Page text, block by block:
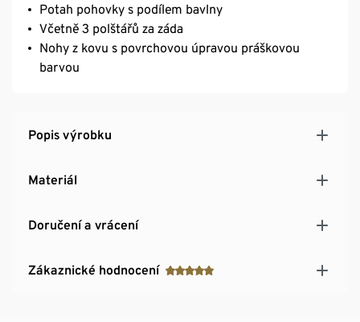
Potah pohovky s podílem bavlny
Včetně 3 polštářů za záda
Nohy z kovu s povrchovou úpravou práškovou
barvou
Popis výrobku
Materiál
Doručení a vrácení
Zákaznické hodnocení